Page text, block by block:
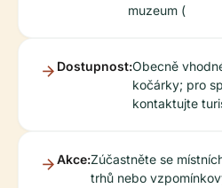
muzeum (
Dostupnost:Obecně
kočárky; pro
kontaktujte
Akce:Zúčastněte se
trhů nebo